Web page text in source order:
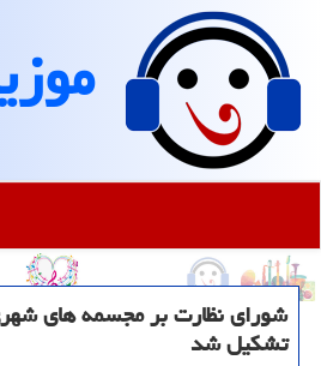
شورای نظارت بر مجسمه های
تشكیل شد